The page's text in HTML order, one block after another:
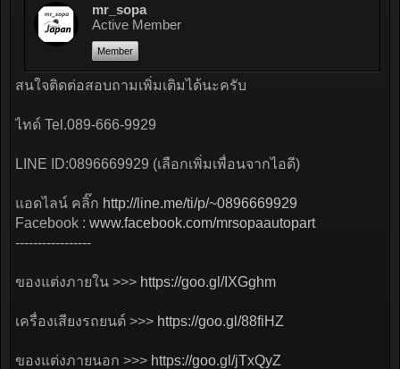
mr_sopa
Active Member
Member
สนใจติดต่อสอบถามเพิ่มเติมได้นะครับ
ไทด์ Tel.089-666-9929
LINE ID:0896669929 (เลือกเพิ่มเพื่อนจากไอดี)
แอดไลน์ คลิ๊ก http://line.me/ti/p/~0896669929
Facebook : www.facebook.com/mrsopaautopart
-----------------
ของแต่งภายใน >>> https://goo.gl/IXGghm
เครื่องเสียงรถยนต์ >>> https://goo.gl/88fiHZ
ของแต่งภายนอก >>> https://goo.gl/jTxQyZ